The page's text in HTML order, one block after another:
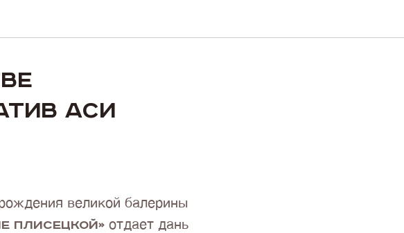
АСИ
великой балерины
Плисецкой» отдает дань